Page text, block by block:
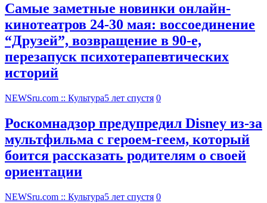
Самые заметные новинки онлайн-
кинотеатров 24-30 мая: воссоединение
“Друзей”, возвращение в 90-е,
перезапуск психотерапевтических
историй
NEWSru.com :: Культура5 лет спустя 0
Роскомнадзор предупредил Disney из-за
мультфильма c героем-геем, который
боится рассказать родителям о своей
ориентации
NEWSru.com :: Культура5 лет спустя 0